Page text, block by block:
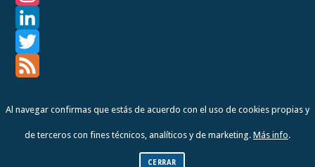
Al navegar confirmas que estás de acuerdo con el uso de cookies propias y
de terceros con fines técnicos, analíticos y de marketing. Más info.
CERRAR
a
c
e
o
n
s
a
L
k
T
ie